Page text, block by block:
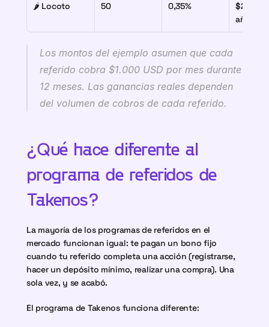
🌶️ Locoto 50 0,35%
$2.100
año
Los montos del ejemplo asumen que cada
referido cobra $1.000 USD por mes durante
12 meses. Las ganancias reales dependen
del volumen de cobros de cada referido.
¿Qué hace diferente al
programa de referidos de
Takenos?
La mayoría de los programas de referidos en el
mercado funcionan igual: te pagan un bono fijo
cuando tu referido completa una acción (registrarse,
hacer un depósito mínimo, realizar una compra). Una
sola vez, y se acabó.
El programa de Takenos funciona diferente: